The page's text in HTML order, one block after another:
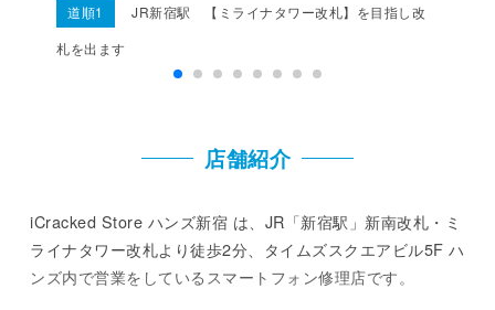
道順1
JR新宿駅 【ミライナタワー改札】を目指し改
札を出ます
店舗紹介
iCracked Store ハンズ新宿 は、JR「新宿駅」新南改札・ミ
ライナタワー改札より徒歩2分、タイムズスクエアビル5F ハ
ンズ内で営業をしているスマートフォン修理店です。